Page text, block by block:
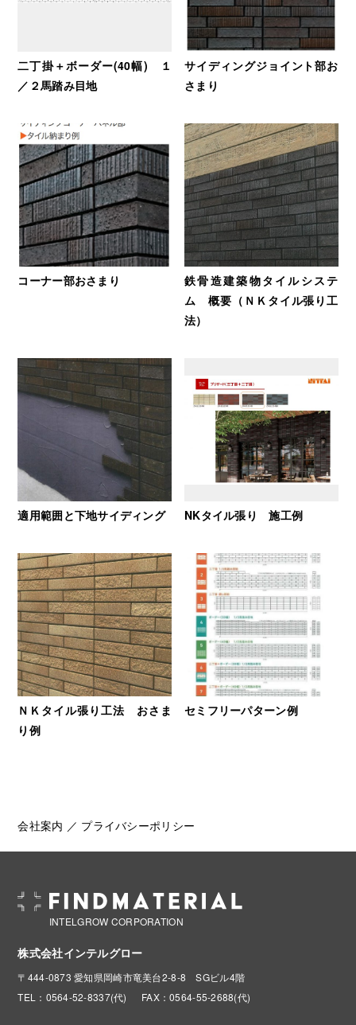
二丁掛＋ボーダー(40幅) １
／２馬踏み目地
サイディングジョイント部お
さまり
コーナー部おさまり
鉄骨造建築物タイルシステ
ム 概要（ＮＫタイル張り工
法）
適用範囲と下地サイディング NKタイル張り 施工例
ＮＫタイル張り工法 おさま
り例
セミフリーパターン例
会社案内 ／ プライバシーポリシー
INTELGROW CORPORATION
株式会社インテルグロー
〒444-0873 愛知県岡崎市竜美台2-8-8 SGビル4階
TEL：0564-52-8337(代)
FAX：0564-55-2688(代)